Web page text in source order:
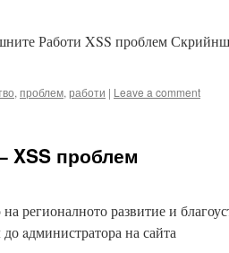
Работи XSS проблем
, проблем, работи | Leave a comment
XSS проблем
регионалното развитие и
aдминистратора на сайта